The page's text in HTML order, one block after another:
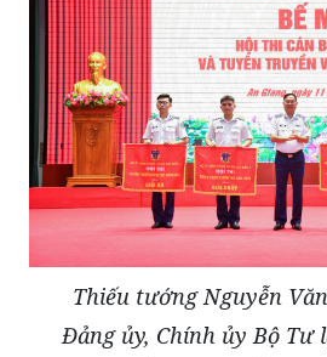
Thiếu tướng Nguyễn
Đảng ủy, Chính ủy Bộ Tư